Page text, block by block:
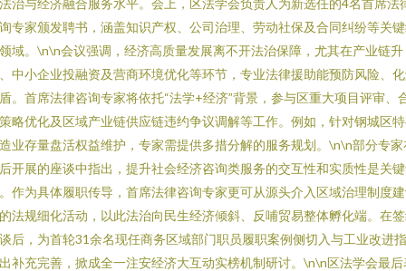
治与经济融合服务水平。会上，区法学会负责人为新选任的4名首席法
专家颁发聘书，涵盖知识产权、公司治理、劳动社保及合同纠纷等关
域。\n\n会议强调，经济高质量发展离不开法治保障，尤其在产业链升
中小企业投融资及营商环境优化等环节，专业法律援助能预防风险、
。首席法律咨询专家将依托“法学+经济”背景，参与区重大项目评审、
略优化及区域产业链供应链违约争议调解等工作。例如，针对钢城区
业存量盘活权益维护，专家需提供多措分解的服务规划。\n\n部分专家
开展的座谈中指出，提升社会经济咨询类服务的交互性和实质性是关
作为具体履职传导，首席法律咨询专家更可从源头介入区域治理制度
法规细化活动，以此法治向民生经济倾斜、反哺贸易整体孵化端。在
后，为首轮31余名现任商务区域部门职员履职案例侧切入与工业改进
补充完善，掀成全一注安经济大互动实榜机制研讨。\n\n区法学会最后